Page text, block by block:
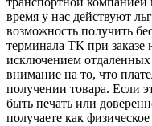
время у нас действуют
возможность получить
терминала ТК при заказе
исключением
внимание на то, что
получении товара. Если
быть печать или
получаете как